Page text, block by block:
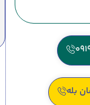
بله